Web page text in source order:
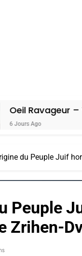
– Vanessa De
du Peuple Juif
Peuple
Zrihen-